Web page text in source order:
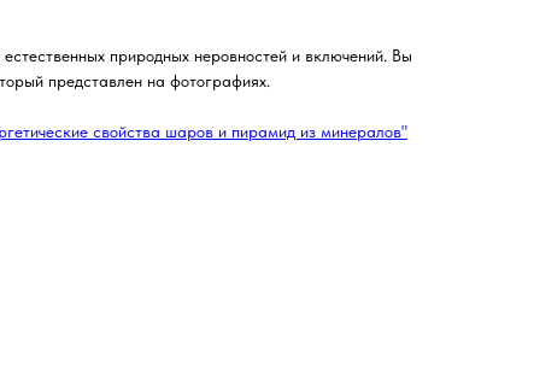
природных неровностей и включений. Вы
представлен на фотографиях.
свойства шаров и пирамид из минералов"